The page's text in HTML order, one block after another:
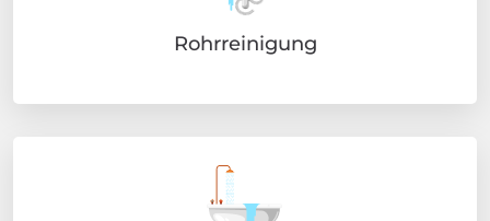
Rohrreinigung